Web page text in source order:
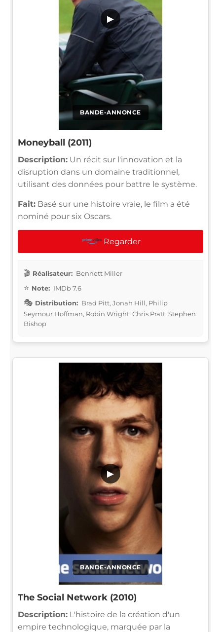
BANDE-ANNONCE
▶
Moneyball (2011)
Description: Un récit sur l'innovation et la
disruption dans un domaine traditionnel,
utilisant des données pour battre le système.
Fait: Basé sur une histoire vraie, le film a été
nominé pour six Oscars.
Regarder
Réalisateur: Bennett Miller
Note: IMDb 7.6
Distribution: Brad Pitt, Jonah Hill, Philip
Seymour Hoffman, Robin Wright, Chris Pratt, Stephen
Bishop
BANDE-ANNONCE
▶
The Social Network (2010)
Description: L'histoire de la création d'un
empire technologique, marquée par la